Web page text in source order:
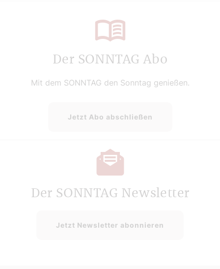
Der SONNTAG Abo
Mit dem SONNTAG den Sonntag genießen.
Jetzt Abo abschließen
Der SONNTAG Newsletter
Jetzt Newsletter abonnieren